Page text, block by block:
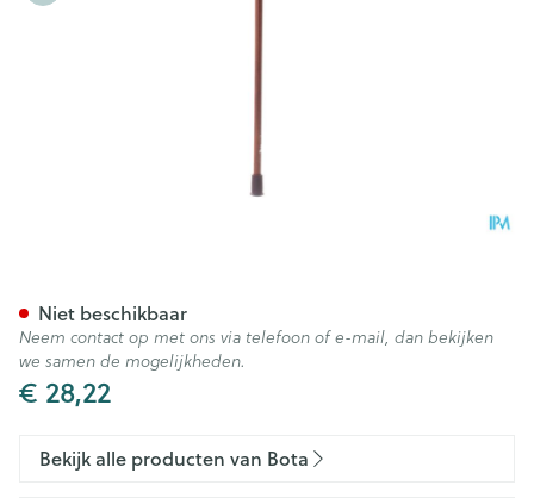
€ 28,22
Niet beschikbaar
Neem contact op met ons via telefoon of e-mail, dan bekijken
we samen de mogelijkheden.
Bekijk alle producten van Bota